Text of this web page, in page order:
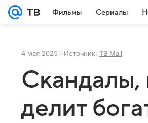
Фильмы Сериалы
4 мая 2025 Источник: ТВ Mail
Скандалы,
делит